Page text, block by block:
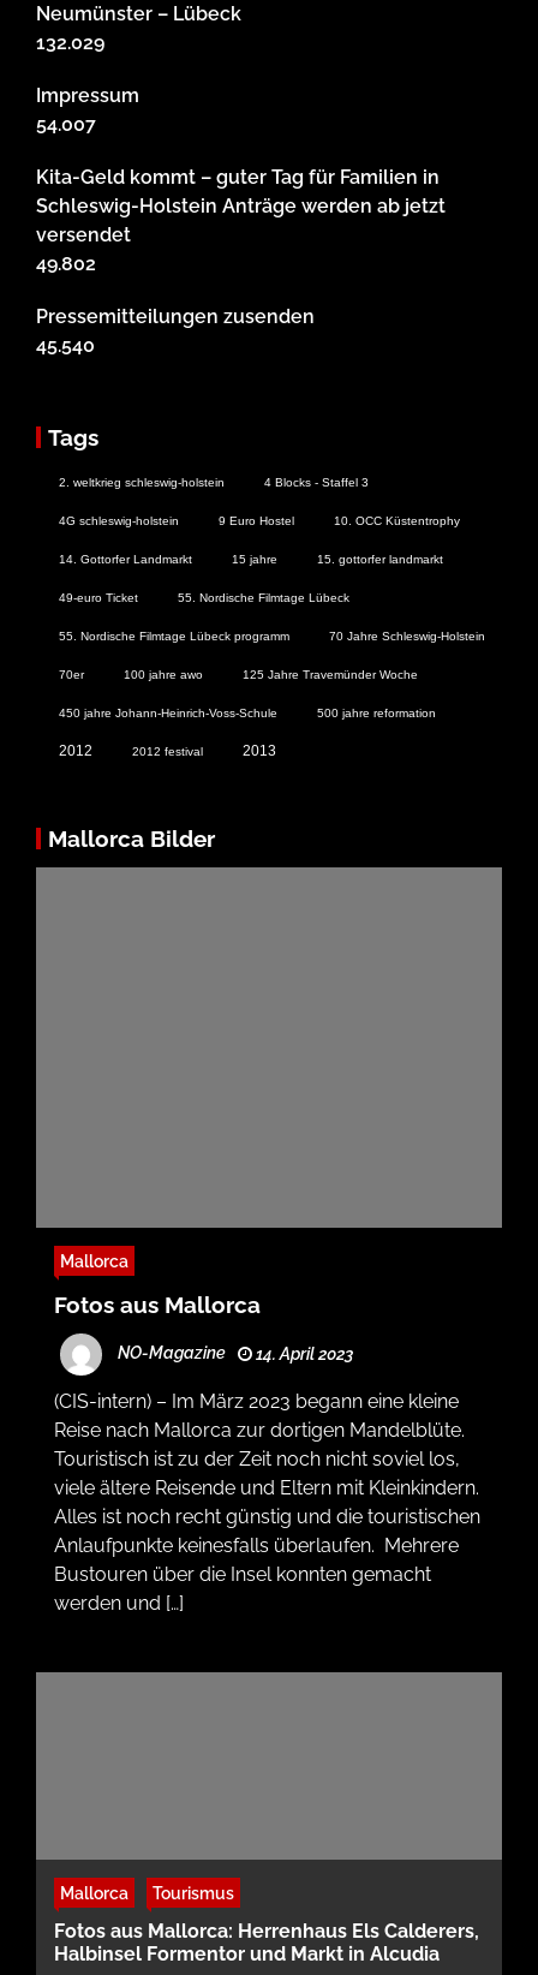
Neumünster – Lübeck
132.029
Impressum
54.007
Kita-Geld kommt – guter Tag für Familien in
Schleswig-Holstein Anträge werden ab jetzt
versendet
49.802
Pressemitteilungen zusenden
45.540
Tags
2. weltkrieg schleswig-holstein 4 Blocks - Staffel 3
4G schleswig-holstein 9 Euro Hostel 10. OCC Küstentrophy
14. Gottorfer Landmarkt 15 jahre 15. gottorfer landmarkt
49-euro Ticket 55. Nordische Filmtage Lübeck
55. Nordische Filmtage Lübeck programm 70 Jahre Schleswig-Holstein
70er 100 jahre awo 125 Jahre Travemünder Woche
450 jahre Johann-Heinrich-Voss-Schule 500 jahre reformation
2012 2012 festival 2013
Mallorca Bilder
Mallorca
Fotos aus Mallorca
NO-Magazine 14. April 2023
(CIS-intern) – Im März 2023 begann eine kleine
Reise nach Mallorca zur dortigen Mandelblüte.
Touristisch ist zu der Zeit noch nicht soviel los,
viele ältere Reisende und Eltern mit Kleinkindern.
Alles ist noch recht günstig und die touristischen
Anlaufpunkte keinesfalls überlaufen. Mehrere
Bustouren über die Insel konnten gemacht
werden und […]
Mallorca Tourismus
Fotos aus Mallorca: Herrenhaus Els Calderers,
Halbinsel Formentor und Markt in Alcudia